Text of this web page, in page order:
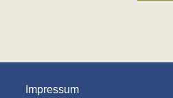
Impressum